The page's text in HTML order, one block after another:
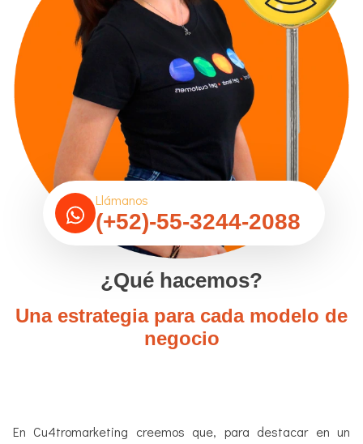
Llámanos
(+52)-55-3244-2088
¿Qué hacemos?
Una estrategia para cada modelo de
negocio
En Cu4tromarketing creemos que, para destacar en un